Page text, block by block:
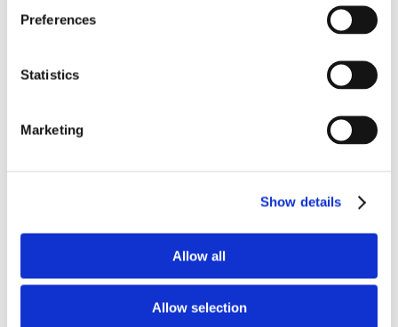
Preferences
Statistics
Marketing
Show details
Allow all
Allow selection
composition in human fingertip blood to age,
gender, nationality and n-3 supplementation in
Videoclipuri